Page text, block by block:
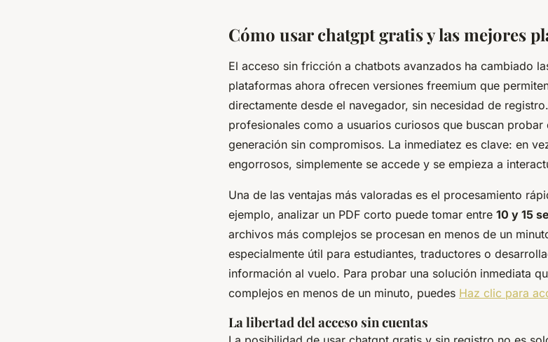
Cómo usar chatgpt gratis y las mejores
El acceso sin fricción a chatbots avanzados ha cambiado
plataformas ahora ofrecen versiones freemium que
directamente desde el navegador, sin necesidad de
profesionales como a usuarios curiosos que buscan probar
generación sin compromisos. La inmediatez es clave: en
engorrosos, simplemente se accede y se empieza a
Una de las ventajas más valoradas es el procesamiento
ejemplo, analizar un PDF corto puede tomar entre 10 y 15
archivos más complejos se procesan en menos de un
especialmente útil para estudiantes, traductores o
información al vuelo. Para probar una solución inmediata
complejos en menos de un minuto, puedes Haz clic para
La libertad del acceso sin cuentas